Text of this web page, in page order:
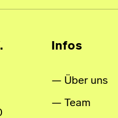
Infos
Über uns
Team